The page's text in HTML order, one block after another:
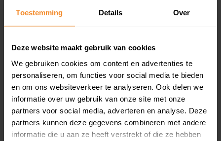
Toestemming Details Over
Deze website maakt gebruik van cookies
We gebruiken cookies om content en advertenties te
personaliseren, om functies voor social media te bieden
en om ons websiteverkeer te analyseren. Ook delen we
informatie over uw gebruik van onze site met onze
partners voor social media, adverteren en analyse. Deze
partners kunnen deze gegevens combineren met andere
informatie die u aan ze heeft verstrekt of die ze hebben
Een overzicht van alle verkochte woningen (koopsom
en koopdatum) binnen een postcodegebied. Dit
Bekijk product
Direct leverbaar